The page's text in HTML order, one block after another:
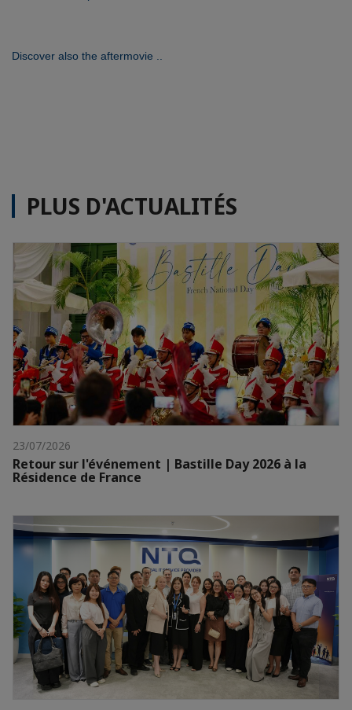
Discover also the aftermovie ..
PLUS D'ACTUALITÉS
23/07/2026
Retour sur l'événement | Bastille Day 2026 à la
Résidence de France